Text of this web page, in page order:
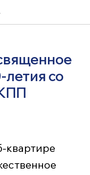
со
квартире